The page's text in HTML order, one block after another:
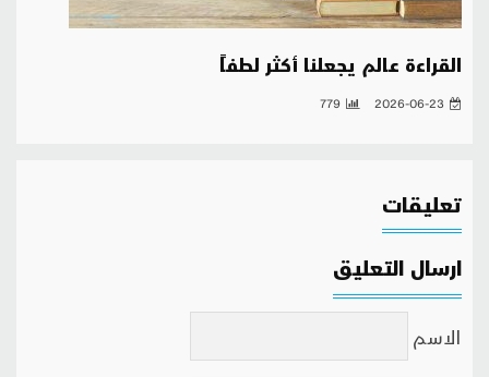
القراءة عالم يجعلنا أكثر لطفاً
2026-06-23
779
تعليقات
ارسال التعليق
الاسم